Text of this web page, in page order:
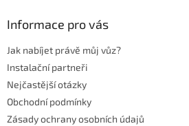
Informace pro vás
Jak nabíjet právě můj vůz?
Instalační partneři
Nejčastější otázky
Obchodní podmínky
Zásady ochrany osobních údajů